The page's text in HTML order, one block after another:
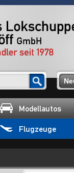
Modellautos
Flugzeuge